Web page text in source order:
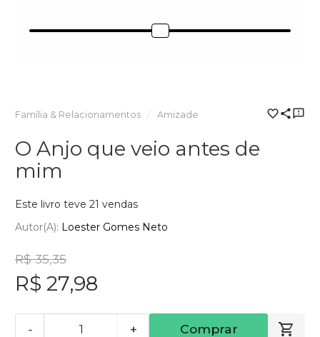
Família & Relacionamentos Amizade
O Anjo que veio antes de
mim
Este livro teve 21 vendas
Autor(a): Loester Gomes Neto
R$ 35,35
R$ 27,98
- + Comprar